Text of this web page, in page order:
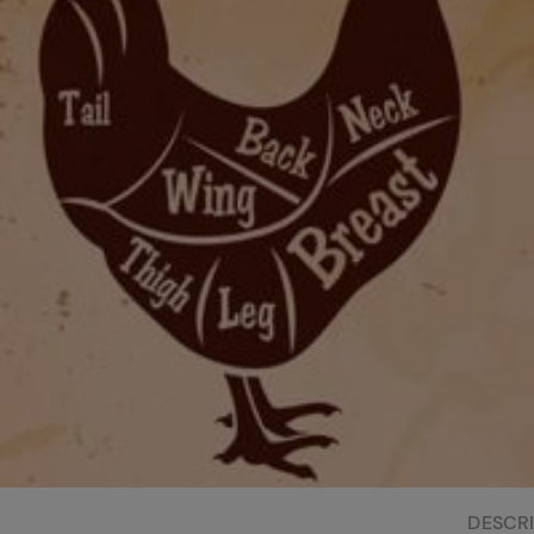
Cavolo romanesco al
forno con ‘nduja
l'ideale per insaporire
i tuoi piatti di pesce!